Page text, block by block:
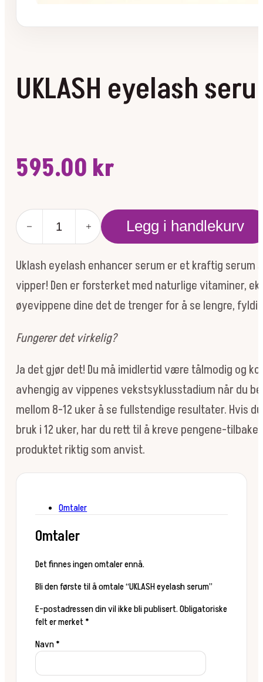
UKLASH eyelash
595.00 kr
UKLASH
eyelash
serum
Legg i handlekurv
Uklash eyelash enhancer serum er et kraftig
vipper! Den er forsterket med naturlige vitaminer,
øyevippene dine det de trenger for å se lengre,
Fungerer det virkelig?
Ja det gjør det! Du må imidlertid være tålmodig og
avhengig av vippenes vekstsyklusstadium når du
mellom 8-12 uker å se fullstendige resultater. Hvis
bruk i 12 uker, har du rett til å kreve pengene-
produktet riktig som anvist.
Omtaler
Omtaler
Det finnes ingen omtaler ennå.
Bli den første til å omtale “UKLASH eyelash serum”
E-postadressen din vil ikke bli publisert.Obligatoriske
felt er merket*
Navn*